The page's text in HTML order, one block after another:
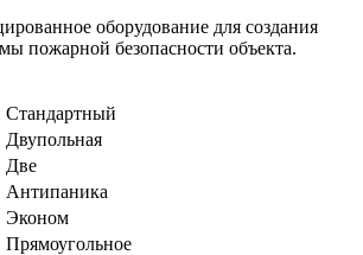
оборудование для создания
пожарной безопасности объекта.
Стандартный
Двупольная
Две
Антипаника
Эконом
Прямоугольное